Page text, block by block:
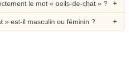
le mot « oeils-de-chat » ?
» est-il masculin ou féminin ?